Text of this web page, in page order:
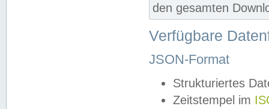
den gesamten
Verfügbare
JSON-Format
Strukturiertes
Zeitstempel im